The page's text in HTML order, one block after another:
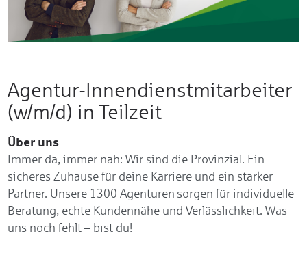
Agentur-Innendienstmitarbeiter
(w/m/d) in Teilzeit
Über uns
Immer da, immer nah: Wir sind die Provinzial. Ein
sicheres Zuhause für deine Karriere und ein starker
Partner. Unsere 1300 Agenturen sorgen für individuelle
Beratung, echte Kundennähe und Verlässlichkeit. Was
uns noch fehlt – bist du!